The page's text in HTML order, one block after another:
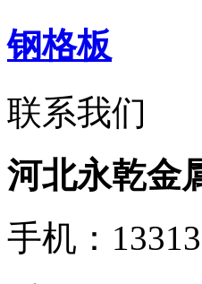
钢格板
联系我们
河北永乾金
手机：